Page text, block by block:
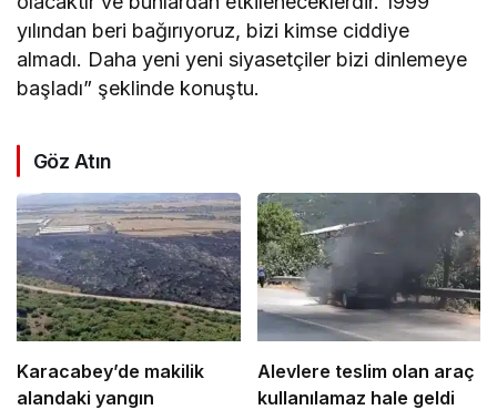
yılından beri bağırıyoruz, bizi kimse ciddiye
almadı. Daha yeni yeni siyasetçiler bizi dinlemeye
başladı” şeklinde konuştu.
Göz Atın
Karacabey’de makilik
alandaki yangın
Alevlere teslim olan araç
kullanılamaz hale geldi